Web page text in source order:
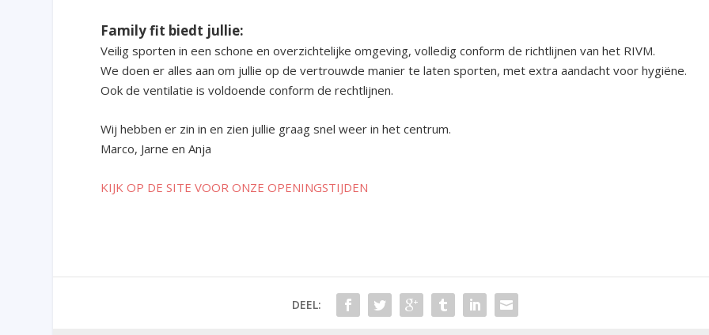
Family fit biedt jullie:
Veilig sporten in een schone en overzichtelijke omgeving, volledig conform de richtlijnen van het RIVM.
We doen er alles aan om jullie op de vertrouwde manier te laten sporten, met extra aandacht voor hygiëne.
Ook de ventilatie is voldoende conform de rechtlijnen.
Wij hebben er zin in en zien jullie graag snel weer in het centrum.
Marco, Jarne en Anja
KIJK OP DE SITE VOOR ONZE OPENINGSTIJDEN
DEEL: